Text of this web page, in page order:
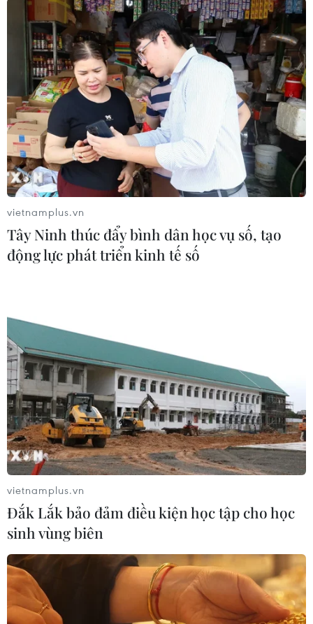
vietnamplus.vn
Tây Ninh thúc đẩy bình dân học vụ số, tạo
động lực phát triển kinh tế số
vietnamplus.vn
Đắk Lắk bảo đảm điều kiện học tập cho học
sinh vùng biên